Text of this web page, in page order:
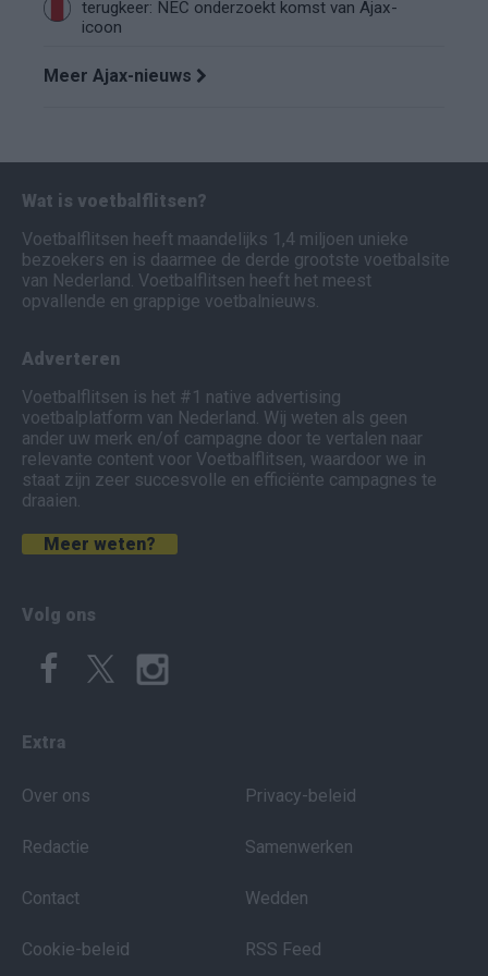
terugkeer: NEC onderzoekt komst van Ajax-
icoon
Meer Ajax-nieuws
Wat is voetbalflitsen?
Voetbalflitsen heeft maandelijks 1,4 miljoen unieke
bezoekers en is daarmee de derde grootste voetbalsite
van Nederland. Voetbalflitsen heeft het meest
opvallende en grappige voetbalnieuws.
Adverteren
Voetbalflitsen is het #1 native advertising
voetbalplatform van Nederland. Wij weten als geen
ander uw merk en/of campagne door te vertalen naar
relevante content voor Voetbalflitsen, waardoor we in
staat zijn zeer succesvolle en efficiënte campagnes te
draaien.
Meer weten?
Volg ons
Extra
Over ons
Redactie
Contact
Cookie-beleid
Privacy-beleid
Samenwerken
Wedden
RSS Feed